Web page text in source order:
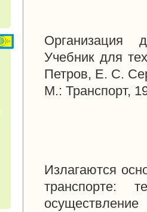
Организация
Учебник для
Петров, Е. С.
М.: Транспорт,
Излагаются
транспорте: